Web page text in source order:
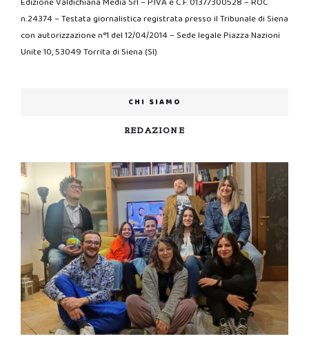
n.24374 – Testata giornalistica registrata presso il Tribunale di Siena
con autorizzazione n°1 del 12/04/2014 – Sede legale Piazza Nazioni
Unite 10, 53049 Torrita di Siena (SI)
CHI SIAMO
REDAZIONE